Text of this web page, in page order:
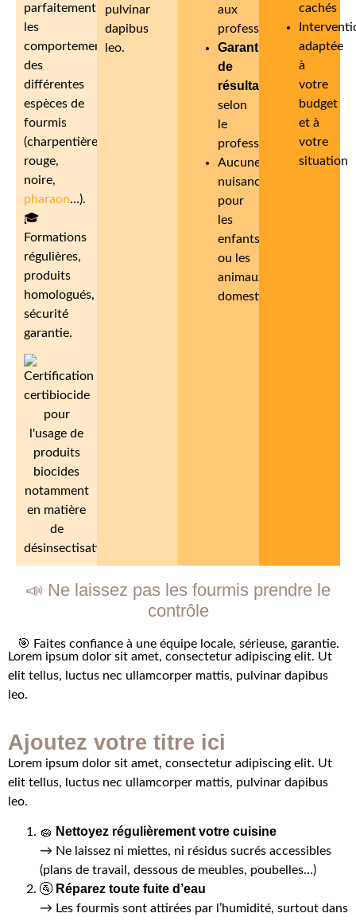
parfaitement
les
comportements
des
différentes
espèces de
fourmis
(charpentière,
rouge,
noire,
pharaon…).
🎓
Formations
régulières,
produits
homologués,
sécurité
garantie.
pulvinar
dapibus
leo.
aux
professionnels
Garantie
de
résultat
selon
le
professionnel
Aucune
nuisance
pour
les
enfants
ou les
animaux
domestiques
cachés
adaptée
à
votre
budget
et à
votre
situation
📣 Ne laissez pas les fourmis prendre le
contrôle
🎯 Faites confiance à une équipe locale, sérieuse, garantie.
Lorem ipsum dolor sit amet, consectetur adipiscing elit. Ut
elit tellus, luctus nec ullamcorper mattis, pulvinar dapibus
leo.
Ajoutez votre titre ici
Lorem ipsum dolor sit amet, consectetur adipiscing elit. Ut
elit tellus, luctus nec ullamcorper mattis, pulvinar dapibus
leo.
🧽 Nettoyez régulièrement votre cuisine
→ Ne laissez ni miettes, ni résidus sucrés accessibles
(plans de travail, dessous de meubles, poubelles…)
🚰 Réparez toute fuite d’eau
→ Les fourmis sont attirées par l’humidité, surtout dans